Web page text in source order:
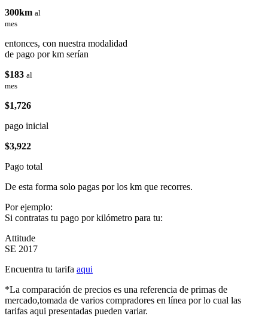
300km al
mes
entonces, con nuestra modalidad
de pago por km serían
$183 al
mes
$1,726
pago inicial
$3,922
Pago total
De esta forma solo pagas por los km que recorres.
Por ejemplo:
Si contratas tu pago por kilómetro para tu:
Attitude
SE 2017
Encuentra tu tarifa aqui
*La comparación de precios es una referencia de primas de
mercado,tomada de varios compradores en línea por lo cual las
tarifas aqui presentadas pueden variar.